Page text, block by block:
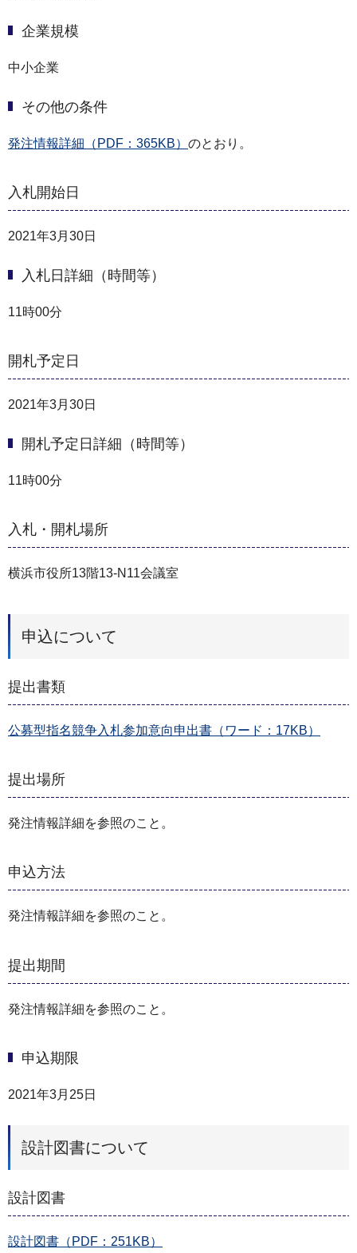
企業規模
中小企業
その他の条件
発注情報詳細（PDF：365KB） のとおり。
入札開始日
2021年3月30日
入札日詳細（時間等）
11時00分
開札予定日
2021年3月30日
開札予定日詳細（時間等）
11時00分
入札・開札場所
横浜市役所13階13-N11会議室
申込について
提出書類
公募型指名競争入札参加意向申出書（ワード：17KB）
提出場所
発注情報詳細を参照のこと。
申込方法
発注情報詳細を参照のこと。
提出期間
発注情報詳細を参照のこと。
申込期限
2021年3月25日
設計図書について
設計図書
設計図書（PDF：251KB）